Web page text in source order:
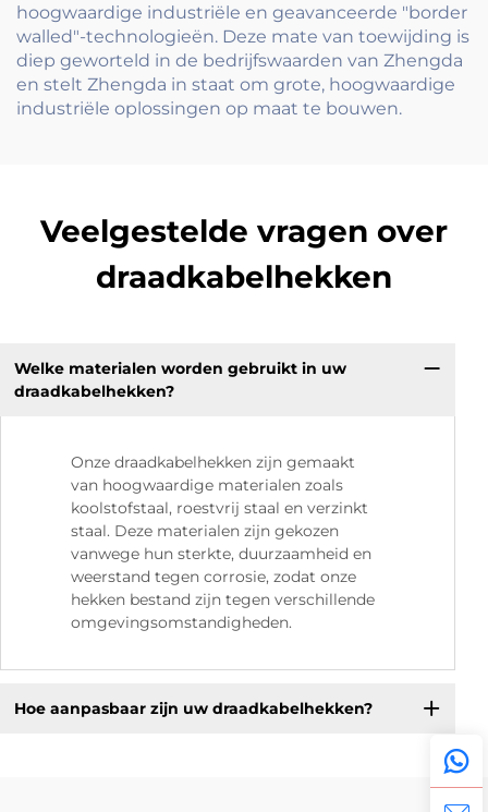
hoogwaardige industriële en geavanceerde "border
walled"-technologieën. Deze mate van toewijding is
diep geworteld in de bedrijfswaarden van Zhengda
en stelt Zhengda in staat om grote, hoogwaardige
industriële oplossingen op maat te bouwen.
Veelgestelde vragen over
draadkabelhekken
Welke materialen worden gebruikt in uw
draadkabelhekken?
Onze draadkabelhekken zijn gemaakt
van hoogwaardige materialen zoals
koolstofstaal, roestvrij staal en verzinkt
staal. Deze materialen zijn gekozen
vanwege hun sterkte, duurzaamheid en
weerstand tegen corrosie, zodat onze
hekken bestand zijn tegen verschillende
omgevingsomstandigheden.
Hoe aanpasbaar zijn uw draadkabelhekken?